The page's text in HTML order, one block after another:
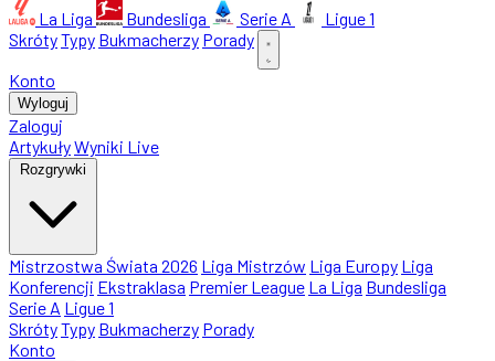
La Liga
Bundesliga Serie A
Ligue 1
SkrótyTypy Bukmacherzy Porady
Konto
Wyloguj
Zaloguj
ArtykułyWyniki Live
Rozgrywki
Mistrzostwa Świata 2026 Liga Mistrzów Liga Europy Liga
Konferencji Ekstraklasa Premier League La Liga Bundesliga
Serie A Ligue 1
SkrótyTypy Bukmacherzy Porady
Konto